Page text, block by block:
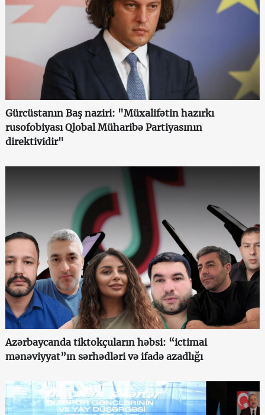
Gürcüstanın Baş naziri: "Müxalifətin hazırkı
rusofobiyası Qlobal Müharibə Partiyasının
direktividir"
Azərbaycanda tiktokçuların həbsi: “ictimai
mənəviyyat”ın sərhədləri və ifadə azadlığı